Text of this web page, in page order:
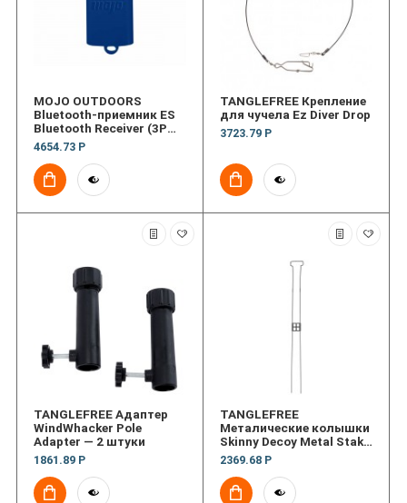
MOJO OUTDOORS
Bluetooth-приемник ES
Bluetooth Receiver (3P
Connect)
4654.73 Р
TANGLEFREE Крепление
для чучела Ez Diver Drop
3723.79 Р
TANGLEFREE Адаптер
WindWhacker Pole
Adapter — 2 штуки
1861.89 Р
TANGLEFREE
Металические колышки
Skinny Decoy Metal Stake
— 12 штук
2369.68 Р